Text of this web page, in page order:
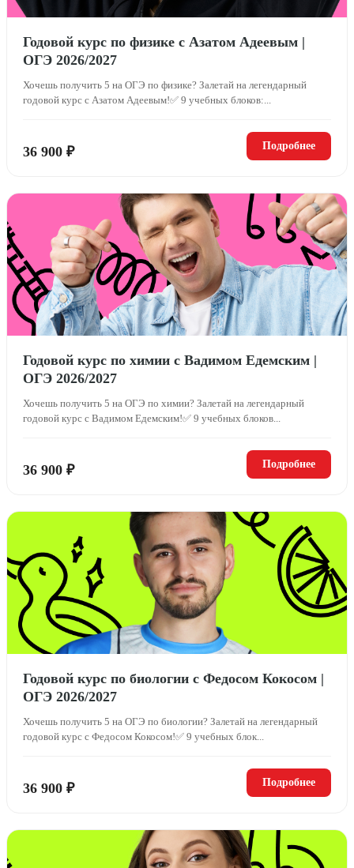
Годовой курс по физике с Азатом Адеевым |
ОГЭ 2026/2027
Хочешь получить 5 на ОГЭ по физике? Залетай на легендарный
годовой курс с Азатом Адеевым!✅ 9 учебных блоков:...
36 900 ₽ Подробнее
Годовой курс по химии с Вадимом Едемским |
ОГЭ 2026/2027
Хочешь получить 5 на ОГЭ по химии? Залетай на легендарный
годовой курс с Вадимом Едемским!✅ 9 учебных блоков...
36 900 ₽ Подробнее
Годовой курс по биологии с Федосом Кокосом |
ОГЭ 2026/2027
Хочешь получить 5 на ОГЭ по биологии? Залетай на легендарный
годовой курс с Федосом Кокосом!✅ 9 учебных блок...
36 900 ₽ Подробнее